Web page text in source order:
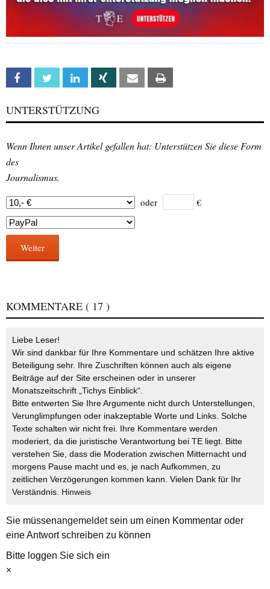
Facebook Twitter Linkedin Xing Email
UNTERSTÜTZUNG
Wenn Ihnen unser Artikel gefallen hat: Unterstützen Sie diese Form
des
Journalismus.
oder €
Weiter
KOMMENTARE ( 17 )
Liebe Leser!
Wir sind dankbar für Ihre Kommentare und schätzen Ihre aktive
Beteiligung sehr. Ihre Zuschriften können auch als eigene
Beiträge auf der Site erscheinen oder in unserer
Monatszeitschrift „Tichys Einblick“.
Bitte entwerten Sie Ihre Argumente nicht durch Unterstellungen,
Verunglimpfungen oder inakzeptable Worte und Links. Solche
Texte schalten wir nicht frei. Ihre Kommentare werden
moderiert, da die juristische Verantwortung bei TE liegt. Bitte
verstehen Sie, dass die Moderation zwischen Mitternacht und
morgens Pause macht und es, je nach Aufkommen, zu
zeitlichen Verzögerungen kommen kann. Vielen Dank für Ihr
Verständnis. Hinweis
Sie müssenangemeldetsein um einen Kommentar oder
eine Antwort schreiben zu können
Bitte loggen Sie sich ein
×